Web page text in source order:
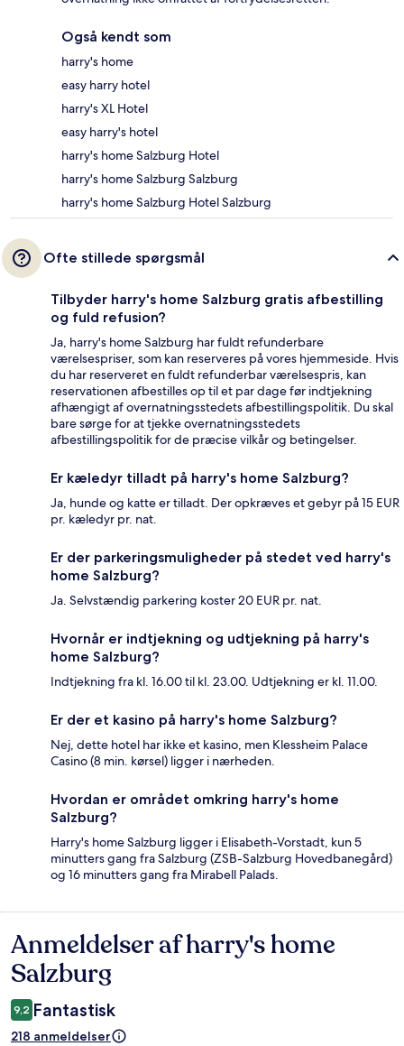
Også kendt som
harry's home
easy harry hotel
harry's XL Hotel
easy harry's hotel
harry's home Salzburg Hotel
harry's home Salzburg Salzburg
harry's home Salzburg Hotel Salzburg
Ofte stillede spørgsmål
Tilbyder harry's home Salzburg gratis afbestilling
og fuld refusion?
Ja, harry's home Salzburg har fuldt refunderbare
værelsespriser, som kan reserveres på vores hjemmeside. Hvis
du har reserveret en fuldt refunderbar værelsespris, kan
reservationen afbestilles op til et par dage før indtjekning
afhængigt af overnatningsstedets afbestillingspolitik. Du skal
bare sørge for at tjekke overnatningsstedets
afbestillingspolitik for de præcise vilkår og betingelser.
Er kæledyr tilladt på harry's home Salzburg?
Ja, hunde og katte er tilladt. Der opkræves et gebyr på 15 EUR
pr. kæledyr pr. nat.
Er der parkeringsmuligheder på stedet ved harry's
home Salzburg?
Ja. Selvstændig parkering koster 20 EUR pr. nat.
Hvornår er indtjekning og udtjekning på harry's
home Salzburg?
Indtjekning fra kl. 16.00 til kl. 23.00. Udtjekning er kl. 11.00.
Er der et kasino på harry's home Salzburg?
Nej, dette hotel har ikke et kasino, men Klessheim Palace
Casino (8 min. kørsel) ligger i nærheden.
Hvordan er området omkring harry's home
Salzburg?
Harry's home Salzburg ligger i Elisabeth-Vorstadt, kun 5
minutters gang fra Salzburg (ZSB-Salzburg Hovedbanegård)
og 16 minutters gang fra Mirabell Palads.
Anmeldelser
Anmeldelser af harry's home
Salzburg
9,2 Fantastisk
218 anmeldelser